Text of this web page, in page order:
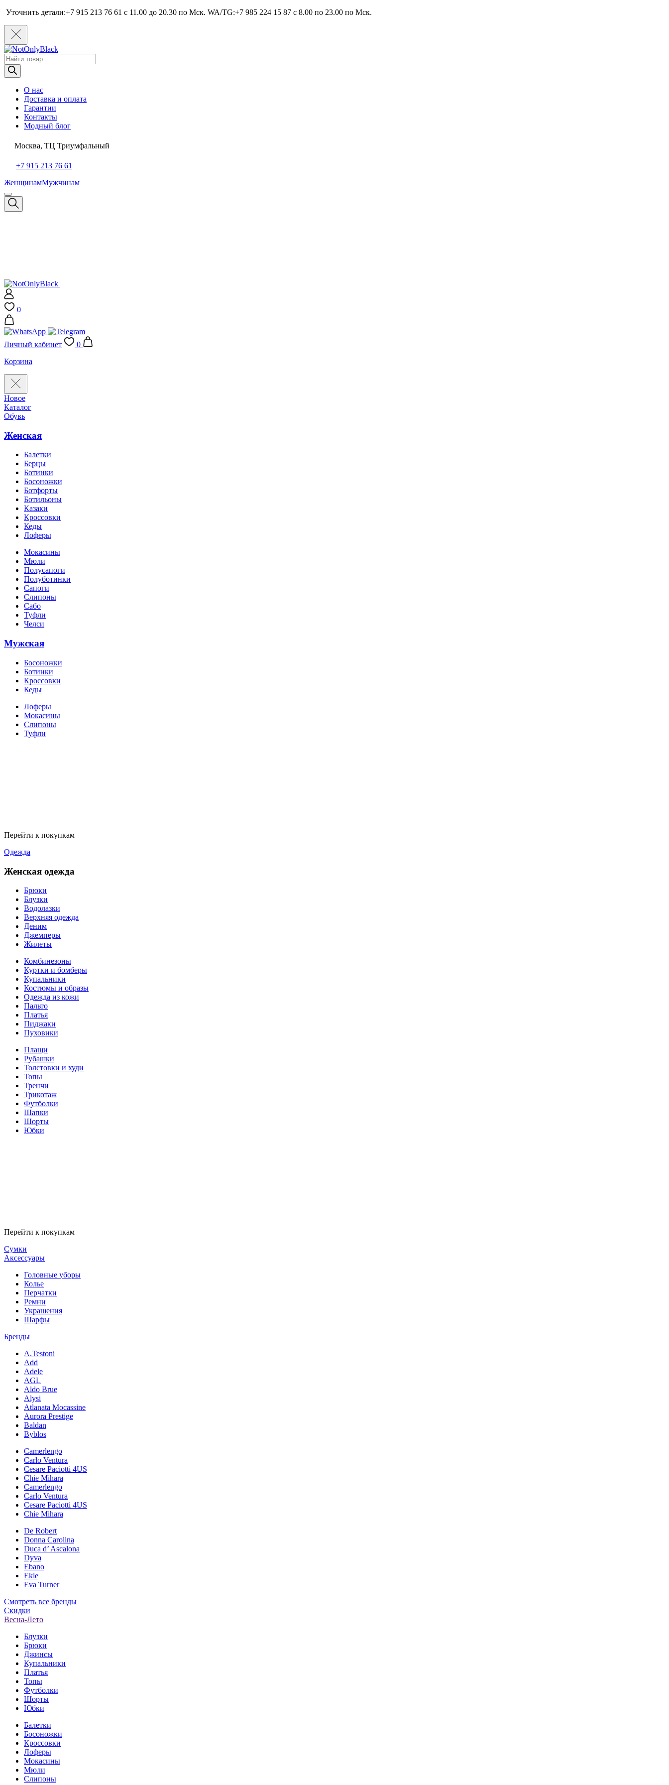
Уточнить детали:+7 915 213 76 61 c 11.00 до 20.30 по Мcк. WA/TG:+7 985 224 15 87 c 8.00 по 23.00 по Мcк.
Поиск
товаров
О нас
Доставка и оплата
Гарантии
Контакты
Модный блог
Москва, ТЦ Триумфальный
+7 915 213 76 61
ЖенщинамМужчинам
0
Личный кабинет
0
Корзина
Новое
Каталог
Обувь
Женская
Балетки
Берцы
Ботинки
Босоножки
Ботфорты
Ботильоны
Казаки
Кроссовки
Кеды
Лоферы
Мокасины
Мюли
Полусапоги
Полуботинки
Сапоги
Слипоны
Сабо
Туфли
Челси
Мужская
Босоножки
Ботинки
Кроссовки
Кеды
Лоферы
Мокасины
Слипоны
Туфли
Перейти к покупкам
Одежда
Женская одежда
Брюки
Блузки
Водолазки
Верхняя одежда
Деним
Джемперы
Жилеты
Комбинезоны
Куртки и бомберы
Купальники
Костюмы и образы
Одежда из кожи
Пальто
Платья
Пиджаки
Пуховики
Плащи
Рубашки
Толстовки и худи
Топы
Тренчи
Трикотаж
Футболки
Шапки
Шорты
Юбки
Перейти к покупкам
Сумки
Аксессуары
Головные уборы
Колье
Перчатки
Ремни
Украшения
Шарфы
Бренды
A.Testoni
Add
Adele
AGL
Aldo Brue
Alysi
Atlanata Mocassine
Aurora Prestige
Baldan
Byblos
Camerlengo
Carlo Ventura
Cesare Paciotti 4US
Chie Mihara
Camerlengo
Carlo Ventura
Cesare Paciotti 4US
Chie Mihara
De Robert
Donna Carolina
Duca d’ Ascalona
Dyva
Ebano
Ekle
Eva Turner
Смотреть все бренды
Скидки
Весна-Лето
Блузки
Брюки
Джинсы
Купальники
Платья
Топы
Футболки
Шорты
Юбки
Балетки
Босоножки
Кроссовки
Лоферы
Мокасины
Мюли
Слипоны